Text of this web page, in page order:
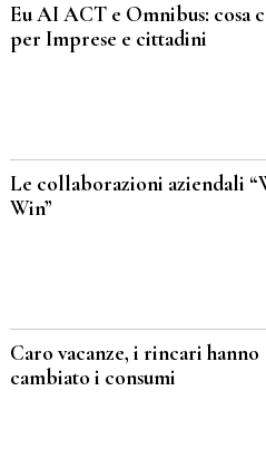
Eu AI ACT e Omnibus: cosa
per Imprese e cittadini
Le collaborazioni aziendali
Win”
Caro vacanze, i rincari hanno
cambiato i consumi